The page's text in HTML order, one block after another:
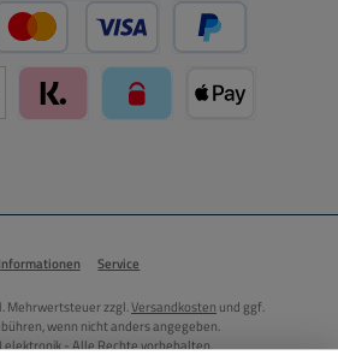
Kredit- oder Debitkarte über PayPal
Informationen Service
Mehrwertsteuer zzgl.Versandkosten und ggf.
wenn nicht anders angegeben.
elektronik - Alle Rechte vorbehalten.